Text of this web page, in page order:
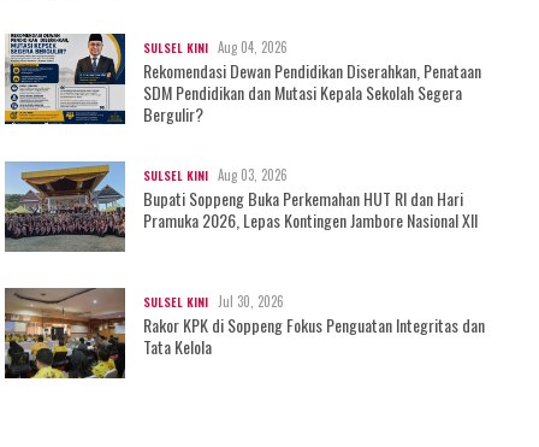
SULSEL KINI Aug 04, 2026
Rekomendasi Dewan Pendidikan Diserahkan, Penataan
SDM Pendidikan dan Mutasi Kepala Sekolah Segera
Bergulir?
SULSEL KINI Aug 03, 2026
Bupati Soppeng Buka Perkemahan HUT RI dan Hari
Pramuka 2026, Lepas Kontingen Jambore Nasional XII
SULSEL KINI Jul 30, 2026
Rakor KPK di Soppeng Fokus Penguatan Integritas dan
Tata Kelola